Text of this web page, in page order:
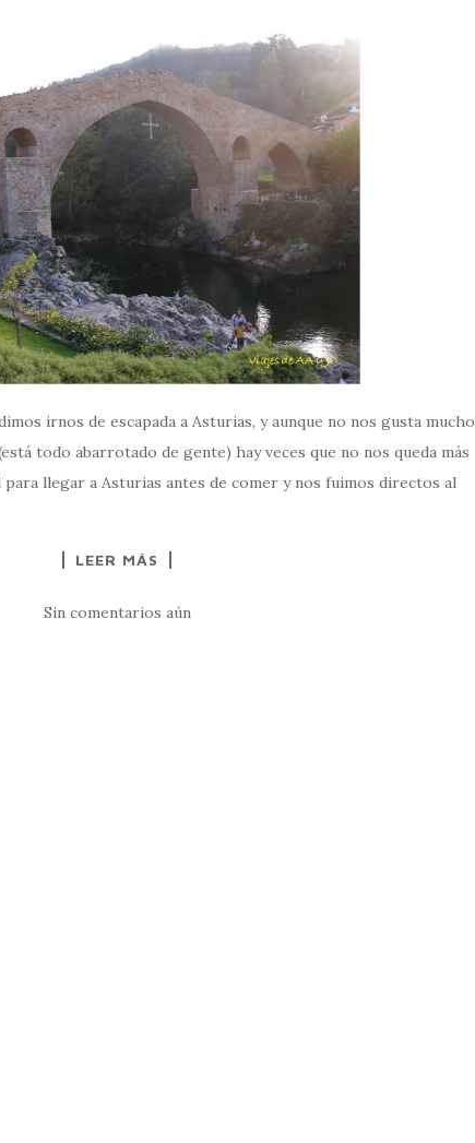
irnos de escapada a Asturias, y aunque no nos gusta mucho
todo abarrotado de gente) hay veces que no nos queda más
llegar a Asturias antes de comer y nos fuimos directos al
LEER MÁS
Sin comentarios aún